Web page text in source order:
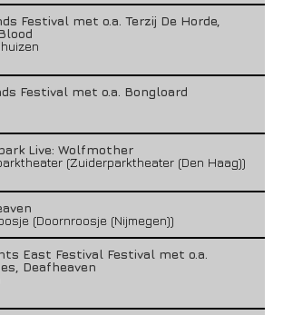
Festival met o.a. Terzij De Horde,
Festival met o.a. Bongloard
Live: Wolfmother
(Zuiderparktheater (Den Haag))
(Doornroosje (Nijmegen))
East Festival Festival met o.a.
Deafheaven